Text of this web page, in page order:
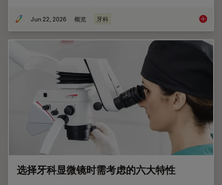
Jun 22, 2026 概览 牙科 Dental
选择牙科显微镜时需考虑的六大特性